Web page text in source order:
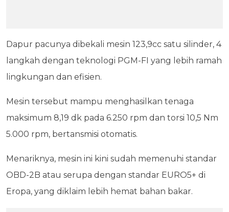
Dapur pacunya dibekali mesin 123,9cc satu silinder, 4
langkah dengan teknologi PGM-FI yang lebih ramah
lingkungan dan efisien.
Mesin tersebut mampu menghasilkan tenaga
maksimum 8,19 dk pada 6.250 rpm dan torsi 10,5 Nm
5.000 rpm, bertansmisi otomatis.
Menariknya, mesin ini kini sudah memenuhi standar
OBD-2B atau serupa dengan standar EURO5+ di
Eropa, yang diklaim lebih hemat bahan bakar.